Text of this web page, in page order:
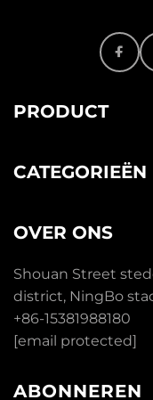
PRODUCT
CATEGORIEËN
OVER ONS
Shouan Street
district, NingBo
+86-15381988180
[email protected]
ABONNEREN